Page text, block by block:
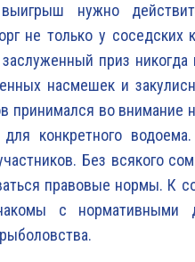
нужно
не только у
приз
насмешек и
принимался во
конкретного
Без всякого
правовые нормы. К
с нормативными